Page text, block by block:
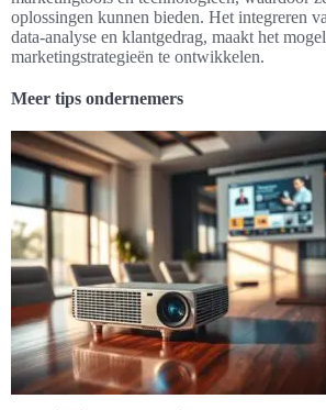
oplossingen kunnen bieden. Het integreren
data-analyse en klantgedrag, maakt het
marketingstrategieën te ontwikkelen.
Meer tips ondernemers